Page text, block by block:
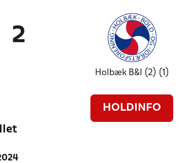
2
Holbæk B&I (2) (1)
HOLDINFO